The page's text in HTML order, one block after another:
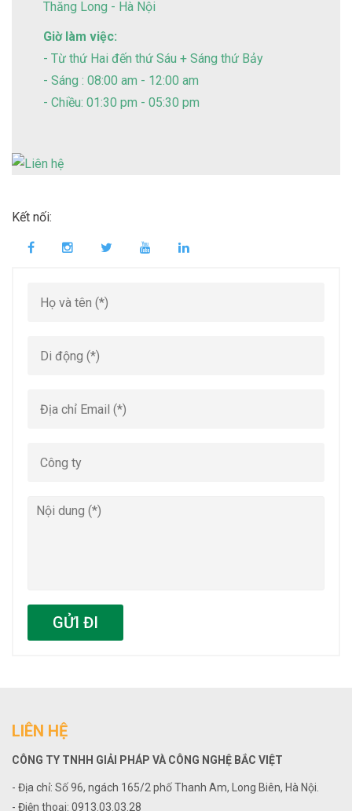
Thăng Long - Hà Nội
Giờ làm việc:
- Từ thứ Hai đến thứ Sáu + Sáng thứ Bảy
- Sáng : 08:00 am - 12:00 am
- Chiều: 01:30 pm - 05:30 pm
Kết nối:
GỬI ĐI
LIÊN HỆ
CÔNG TY TNHH GIẢI PHÁP VÀ CÔNG NGHỆ BẮC VIỆT
- Địa chỉ: Số 96, ngách 165/2 phố Thanh Am, Long Biên, Hà Nội.
- Điện thoại: 0913.03.03.28